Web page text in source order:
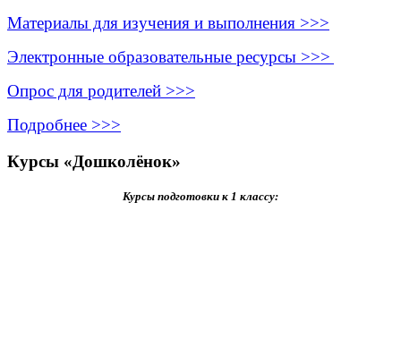
Материалы для изучения и выполнения >>>
Электронные образовательные ресурсы >>>
Опрос для родителей >>>
Подробнее >>>
Курсы «Дошколёнок»
Курсы подготовки к 1 классу: